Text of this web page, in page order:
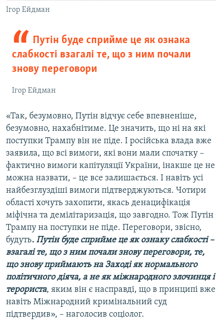
Ігор Ейдман
Путін буде сприйме це як ознака
слабкості взагалі те, що з ним почали
знову переговори
Ігор Ейдман
«Так, безумовно, Путін відчує себе впевненіше,
безумовно, нахабнітиме. Це значить, що ні на які
поступки Трампу він не піде. І російська влада вже
заявила, що всі вимоги, які вони мали спочатку –
фактично вимоги капітуляції України, інакше це не
можна назвати, – це все залишається. І навіть усі
найбезглуздіші вимоги підтверджуються. Чотири
області хочуть захопити, якась денацифікація
міфічна та демілітаризація, що завгодно. Тож Путін
Трампу на поступки не піде. Переговори, звісно,
будуть. Путін буде сприйме це як ознаку слабкості –
взагалі те, що з ним почали знову переговори, те,
що знову приймають на Заході як нормального
політичного діяча, а не як міжнародного злочинця і
терориста, яким він є насправді, що в принципі вже
навіть Міжнародний кримінальний суд
підтвердив», – наголосив соціолог.